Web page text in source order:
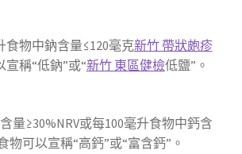
食物中鈉含量≤120毫克新竹 帶狀皰疹
宣稱“低鈉”或“新竹 東區健檢低鹽”。
量≥30%NRV或每100毫升食物中鈣含
物可以宣稱“高鈣”或“富含鈣”。